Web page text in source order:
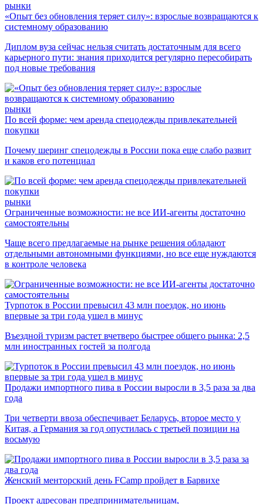
рынки
«Опыт без обновления теряет силу»: взрослые возвращаются к
системному образованию
Диплом вуза сейчас нельзя считать достаточным для всего
карьерного пути: знания приходится регулярно пересобирать
под новые требования
рынки
По всей форме: чем аренда спецодежды привлекательней
покупки
Почему шеринг спецодежды в России пока еще слабо развит
и каков его потенциал
рынки
Ограниченные возможности: не все ИИ-агенты достаточно
самостоятельны
Чаще всего предлагаемые на рынке решения обладают
отдельными автономными функциями, но все еще нуждаются
в контроле человека
Турпоток в России превысил 43 млн поездок, но июнь
впервые за три года ушел в минус
Въездной туризм растет вчетверо быстрее общего рынка: 2,5
млн иностранных гостей за полгода
Продажи импортного пива в России выросли в 3,5 раза за два
года
Три четверти ввоза обеспечивает Беларусь, второе место у
Китая, а Германия за год опустилась с третьей позиции на
восьмую
Женский менторский день FCamp пройдет в Барвихе
Проект адресован предпринимательницам,